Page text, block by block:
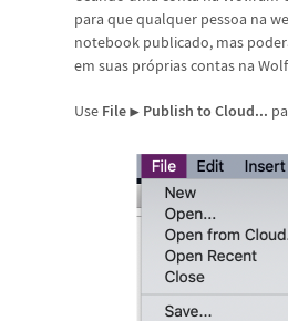
para que qualquer pessoa na
notebook publicado, mas poder
em suas próprias contas na
Use File ▶ Publish to Cloud...